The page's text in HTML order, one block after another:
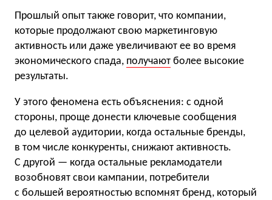
Прошлый опыт также говорит, что компании,
которые продолжают свою маркетинговую
активность или даже увеличивают ее во время
экономического спада, получают более высокие
результаты.
У этого феномена есть объяснения: с одной
стороны, проще донести ключевые сообщения
до целевой аудитории, когда остальные бренды,
в том числе конкуренты, снижают активность.
С другой — когда остальные рекламодатели
возобновят свои кампании, потребители
с большей вероятностью вспомнят бренд, который